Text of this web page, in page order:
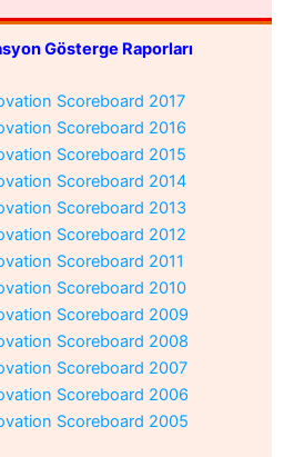
Gösterge Raporları
Scoreboard 2017
Scoreboard 2016
Scoreboard 2015
Scoreboard 2014
Scoreboard 2013
Scoreboard 2012
Scoreboard 2011
Scoreboard 2010
Scoreboard 2009
Scoreboard 2008
Scoreboard 2007
Scoreboard 2006
Scoreboard 2005